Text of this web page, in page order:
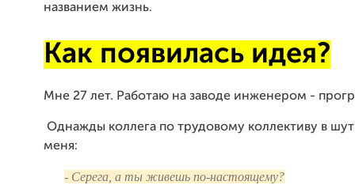
названием жизнь.
Как появилась идея?
Мне 27 лет. Работаю на заводе инженером -
Однажды коллега по трудовому коллективу в
меня:
- Серега, а ты живешь по-настоящему?